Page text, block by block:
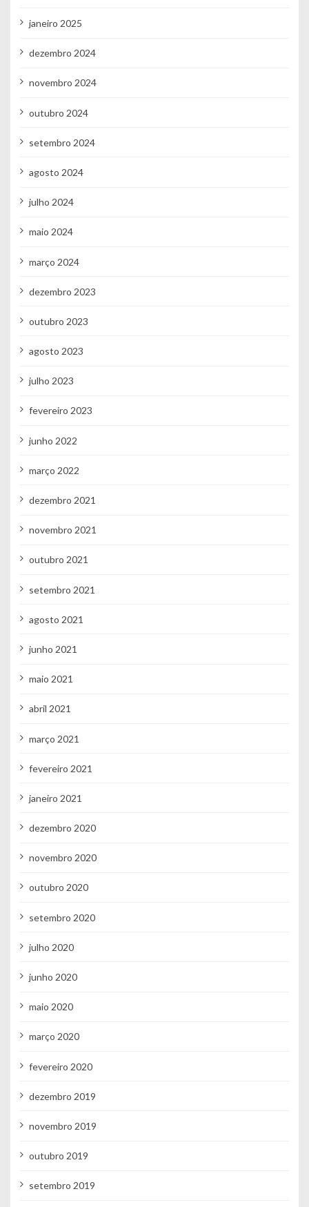
janeiro 2025
dezembro 2024
novembro 2024
outubro 2024
setembro 2024
agosto 2024
julho 2024
maio 2024
março 2024
dezembro 2023
outubro 2023
agosto 2023
julho 2023
fevereiro 2023
junho 2022
março 2022
dezembro 2021
novembro 2021
outubro 2021
setembro 2021
agosto 2021
junho 2021
maio 2021
abril 2021
março 2021
fevereiro 2021
janeiro 2021
dezembro 2020
novembro 2020
outubro 2020
setembro 2020
julho 2020
junho 2020
maio 2020
março 2020
fevereiro 2020
dezembro 2019
novembro 2019
outubro 2019
setembro 2019